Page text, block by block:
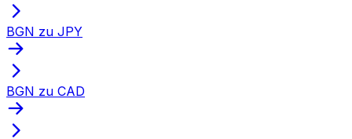
BGN zu JPY
BGN zu CAD